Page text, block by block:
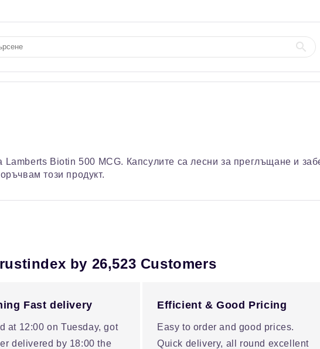
Biotin 500 MCG. Капсулите са лесни за преглъщане и
този продукт.
by 26,523 Customers
Fast delivery
at 12:00 on Tuesday, got
delivered by 18:00 the
Efficient & Good Pricing
Easy to order and good prices.
Quick delivery, all round excellent